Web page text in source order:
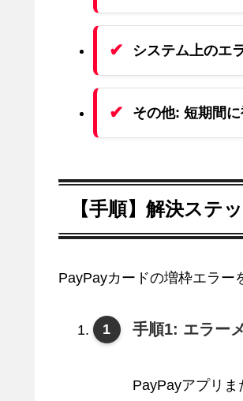
システム上のエ
その他: 短期間
【手順】解決ステ
PayPayカードの増枠エラー
手順1: エラー
PayPayアプリ